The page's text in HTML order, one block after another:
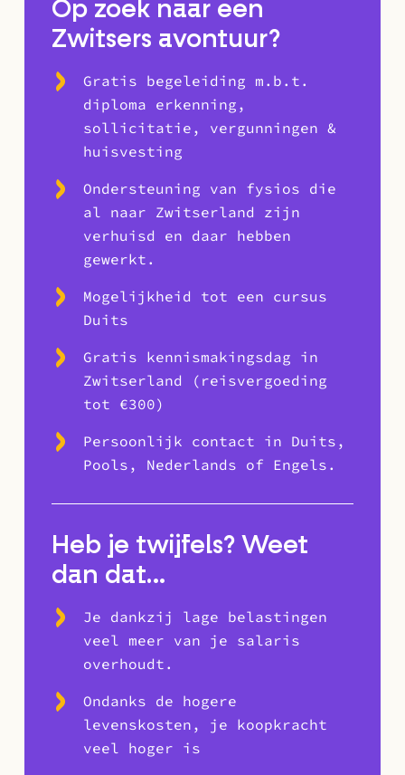
Op zoek naar een
Zwitsers avontuur?
Gratis begeleiding m.b.t.
diploma erkenning,
sollicitatie, vergunningen &
huisvesting
Ondersteuning van fysios die
al naar Zwitserland zijn
verhuisd en daar hebben
gewerkt.
Mogelijkheid tot een cursus
Duits
Gratis kennismakingsdag in
Zwitserland (reisvergoeding
tot €300)
Persoonlijk contact in Duits,
Pools, Nederlands of Engels.
Heb je twijfels? Weet
dan dat…
Je dankzij lage belastingen
veel meer van je salaris
overhoudt.
Ondanks de hogere
levenskosten, je koopkracht
veel hoger is